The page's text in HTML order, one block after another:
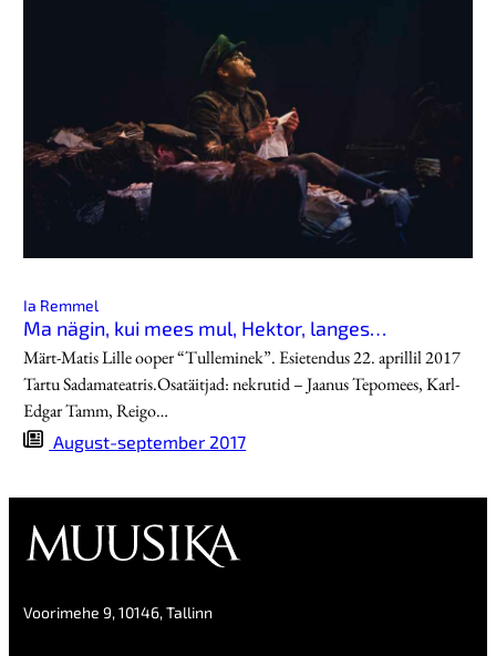
Ia Remmel
Ma nägin, kui mees mul, Hektor, langes…
Märt-Matis Lille ooper “Tulleminek”. Esietendus 22. aprillil 2017
Tartu Sadamateatris.Osatäitjad: nekrutid – Jaanus Tepomees, Karl-
Edgar Tamm, Reigo…
August-september 2017
Voorimehe 9, 10146, Tallinn